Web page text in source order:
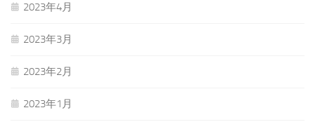
2023年4月
2023年3月
2023年2月
2023年1月